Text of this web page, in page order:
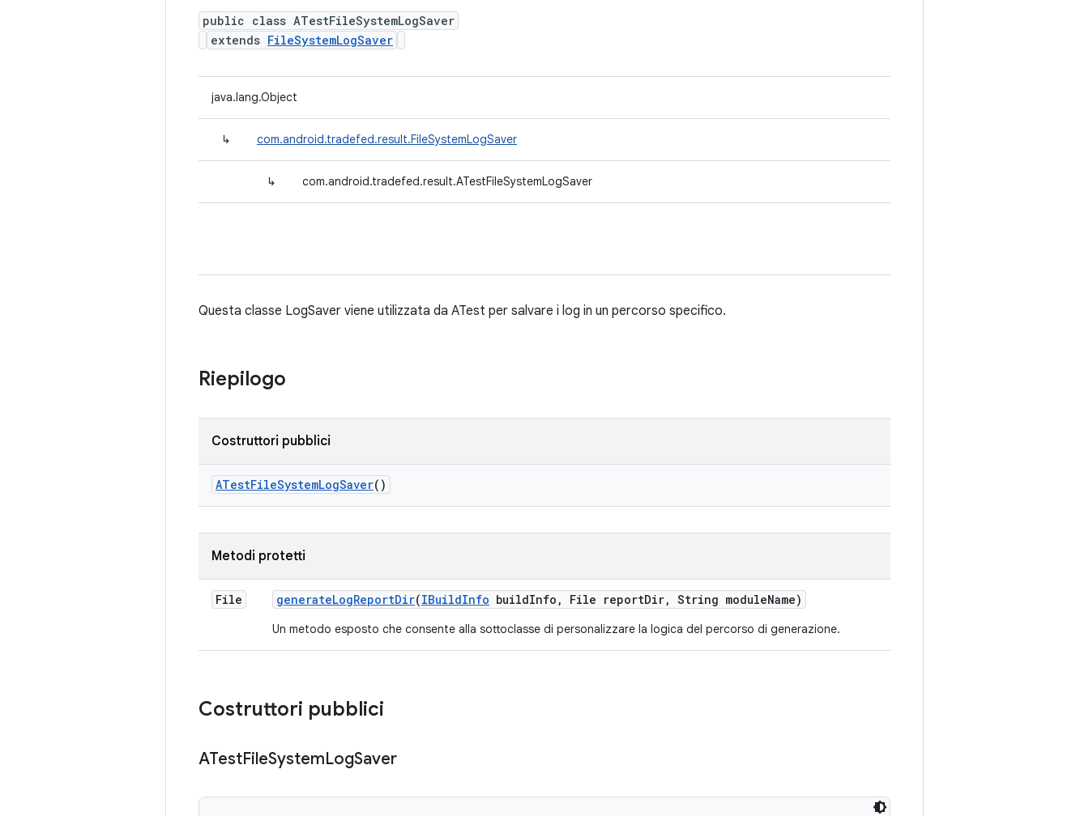
public class ATestFileSystemLogSaver
extends FileSystemLogSaver
java.lang.Object
↳ com.android.tradefed.result.FileSystemLogSaver
↳ com.android.tradefed.result.ATestFileSystemLogSaver
Questa classe LogSaver viene utilizzata da ATest per salvare i log in un percorso specifico.
Riepilogo
Costruttori pubblici
ATestFileSystemLogSaver()
Metodi protetti
File generateLogReportDir(IBuildInfo buildInfo , File reportDir, String moduleName)
Un metodo esposto che consente alla sottoclasse di personalizzare la logica del percorso di generazione.
Costruttori pubblici
ATestFileSystemLogSaver